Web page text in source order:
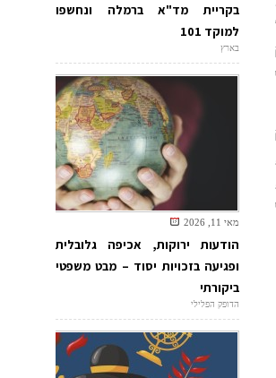
בקריית מד"א ברמלה ונחשפו
למוקד 101
בארץ
מאי 11, 2026
הודעות ירוקות, אכיפה גלובלית
ופגיעה בזכויות יסוד – מבט משפטי
ביקורתי
הדופק הפלילי